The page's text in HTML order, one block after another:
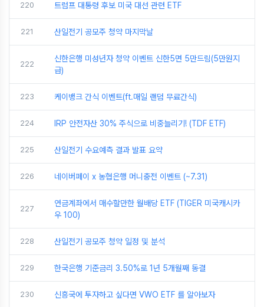
220 트럼프 대통령 후보 미국 대선 관련 ETF
221 산일전기 공모주 청약 마지막날
222
신한은행 미성년자 청약 이벤트 신한5면 5만드림(5만원지
급)
223 케이뱅크 간식 이벤트(ft.매일 랜덤 무료간식)
224 IRP 안전자산 30% 주식으로 비중늘리기! (TDF ETF)
225 산일전기 수요예측 결과 발표 요약
226 네이버페이 x 농협은행 머니충전 이벤트 (~7.31)
227
연금계좌에서 매수할만한 월배당 ETF (TIGER 미국캐시카
우 100)
228 산일전기 공모주 청약 일정 및 분석
229 한국은행 기준금리 3.50%로 1년 5개월째 동결
230 신흥국에 투자하고 싶다면 VWO ETF 를 알아보자